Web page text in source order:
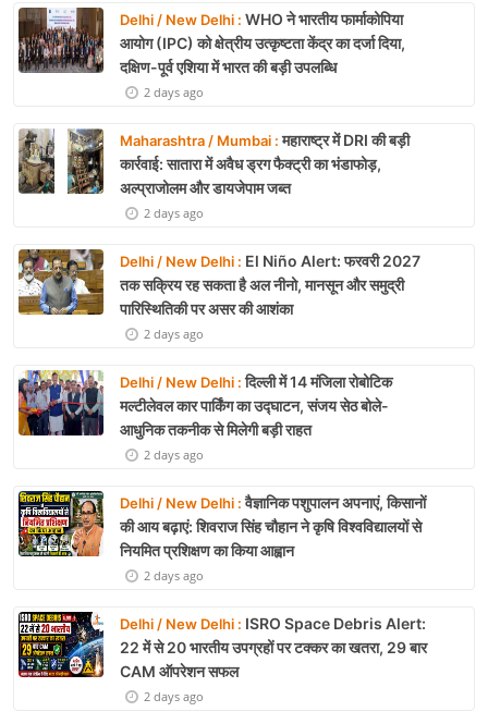
Delhi / New Delhi : WHO ने भारतीय फार्माकोपिया
आयोग (IPC) को क्षेत्रीय उत्कृष्टता केंद्र का दर्जा दिया,
दक्षिण-पूर्व एशिया में भारत की बड़ी उपलब्धि
2 days ago
Maharashtra / Mumbai :महाराष्ट्र में DRI की बड़ी
कार्रवाई: सातारा में अवैध ड्रग फैक्ट्री का भंडाफोड़,
अल्प्राजोलम और डायजेपाम जब्त
2 days ago
Delhi / New Delhi : El Niño Alert: फरवरी 2027
तक सक्रिय रह सकता है अल नीनो, मानसून और समुद्री
पारिस्थितिकी पर असर की आशंका
2 days ago
Delhi / New Delhi :दिल्ली में 14 मंजिला रोबोटिक
मल्टीलेवल कार पार्किंग का उद्घाटन, संजय सेठ बोले-
आधुनिक तकनीक से मिलेगी बड़ी राहत
2 days ago
Delhi / New Delhi :वैज्ञानिक पशुपालन अपनाएं, किसानों
की आय बढ़ाएं: शिवराज सिंह चौहान ने कृषि विश्वविद्यालयों से
नियमित प्रशिक्षण का किया आह्वान
2 days ago
Delhi / New Delhi : ISRO Space Debris Alert:
22 में से 20 भारतीय उपग्रहों पर टक्कर का खतरा, 29 बार
CAM ऑपरेशन सफल
2 days ago